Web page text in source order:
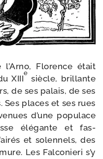
Florence était
XIII
e
siècle, brillante
de ses palais, de ses
places et ses rues
d’une popu­lace
élé­gante et fas­
et solen­nels, des
Les Falconieri s’y